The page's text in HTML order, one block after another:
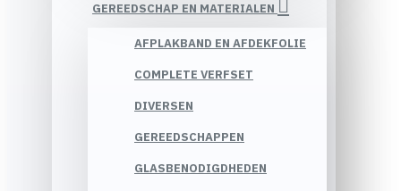
GEREEDSCHAP EN MATERIALEN
AFPLAKBAND EN AFDEKFOLIE
COMPLETE VERFSET
DIVERSEN
GEREEDSCHAPPEN
GLASBENODIGDHEDEN